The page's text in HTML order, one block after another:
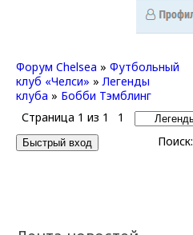
Форум Chelsea » Футбольный
клуб «Челси» » Легенды
клуба » Бобби Тэмблинг
Страница 1 из 1
1
Поиск: